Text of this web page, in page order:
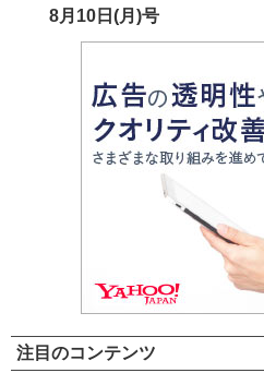
8月10日(月)号
注目のコンテンツ